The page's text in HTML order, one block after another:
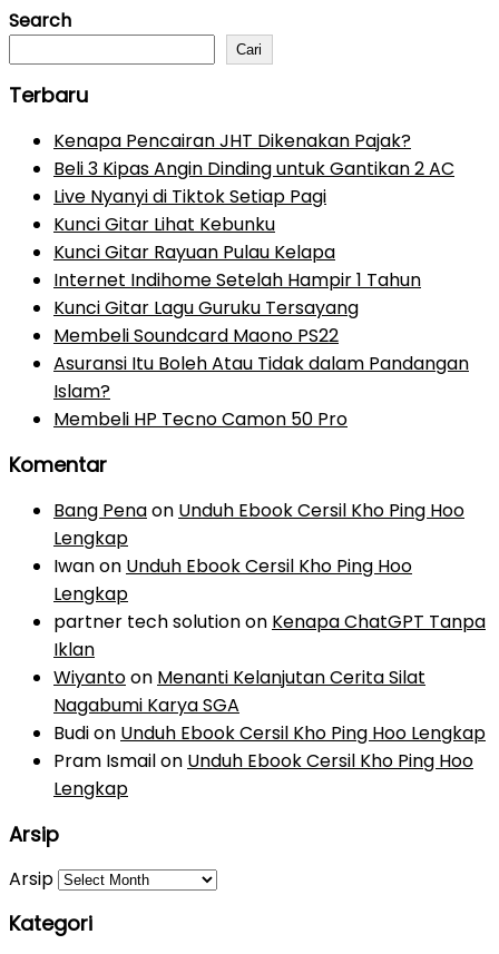
Search
Cari
Terbaru
Kenapa Pencairan JHT Dikenakan Pajak?
Beli 3 Kipas Angin Dinding untuk Gantikan 2 AC
Live Nyanyi di Tiktok Setiap Pagi
Kunci Gitar Lihat Kebunku
Kunci Gitar Rayuan Pulau Kelapa
Internet Indihome Setelah Hampir 1 Tahun
Kunci Gitar Lagu Guruku Tersayang
Membeli Soundcard Maono PS22
Asuransi Itu Boleh Atau Tidak dalam Pandangan
Islam?
Membeli HP Tecno Camon 50 Pro
Komentar
Bang Penaon Unduh Ebook Cersil Kho Ping Hoo
Lengkap
Iwanon Unduh Ebook Cersil Kho Ping Hoo
Lengkap
partner tech solutionon Kenapa ChatGPT Tanpa
Iklan
Wiyantoon Menanti Kelanjutan Cerita Silat
Nagabumi Karya SGA
Budion Unduh Ebook Cersil Kho Ping Hoo Lengkap
Pram Ismailon Unduh Ebook Cersil Kho Ping Hoo
Lengkap
Arsip
Arsip
Kategori